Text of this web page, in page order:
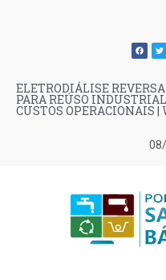
ELETRODIÁLISE
PARA REÚSO
CUSTOS OPERACIONAIS